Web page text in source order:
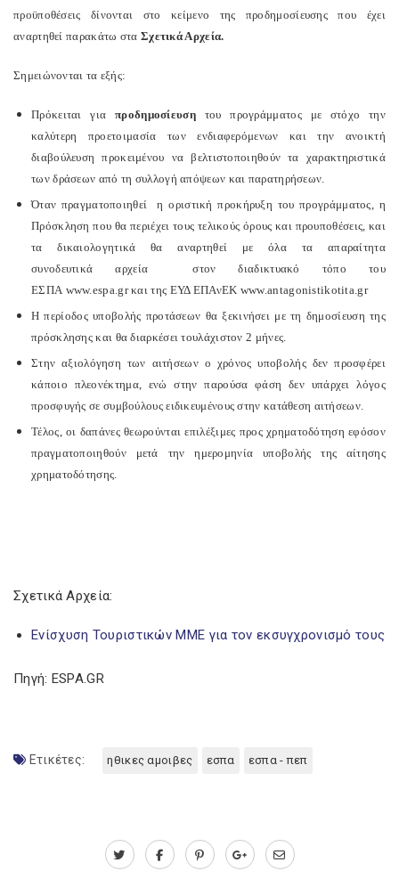
προϋποθέσεις δίνονται στο κείμενο της προδημοσίευσης που έχει
αναρτηθεί παρακάτω στα Σχετικά Αρχεία.
Σημειώνονται τα εξής:
Πρόκειται γιαπροδημοσίευσητου προγράμματος με στόχο την
καλύτερη προετοιμασία των ενδιαφερόμενων και την ανοικτή
διαβούλευση προκειμένου να βελτιστοποιηθούν τα χαρακτηριστικά
των δράσεων από τη συλλογή απόψεων και παρατηρήσεων.
Όταν πραγματοποιηθεί η οριστική προκήρυξη του προγράμματος, η
Πρόσκληση που θα περιέχει τους τελικούς όρους και προυποθέσεις, και
τα δικαιολογητικά θα αναρτηθεί με όλα τα απαραίτητα
συνοδευτικά αρχεία στον διαδικτυακό τόπο του
ΕΣΠΑ www.espa.gr και της ΕΥΔ ΕΠΑνΕΚ www.antagonistikotita.gr
Η περίοδος υποβολής προτάσεων θα ξεκινήσει με τη δημοσίευση της
πρόσκλησης και θα διαρκέσει τουλάχιστον 2 μήνες.
Στην αξιολόγηση των αιτήσεων ο χρόνος υποβολής δεν προσφέρει
κάποιο πλεονέκτημα, ενώ στην παρούσα φάση δεν υπάρχει λόγος
προσφυγής σε συμβούλους ειδικευμένους στην κατάθεση αιτήσεων.
Τέλος, οι δαπάνες θεωρούνται επιλέξιμες προς χρηματοδότηση εφόσον
πραγματοποιηθούν μετά την ημερομηνία υποβολής της αίτησης
χρηματοδότησης.
Σχετικά Αρχεία:
Ενίσχυση Τουριστικών ΜΜΕ για τον εκσυγχρονισμό τους
Πηγή: ESPA.GR
Ετικέτες: ηθικες αμοιβες εσπα εσπα - πεπ